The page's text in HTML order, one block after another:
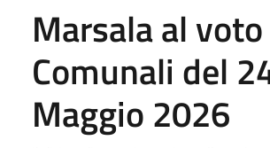
Marsala al
Comunali del
Maggio 2026